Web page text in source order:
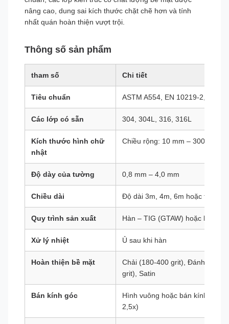
nâng cao, dung sai kích thước chặt chẽ hơn và tính
nhất quán hoàn thiện vượt trội.
Thông số sản phẩm
tham số Chi tiết
Tiêu chuẩn ASTM A554, EN 10219-2, JIS
Các lớp có sẵn 304, 304L, 316, 316L
Kích thước hình chữ
nhật
Chiều rộng: 10 mm – 300 mm;
Độ dày của tường 0,8 mm – 4,0 mm
Chiều dài Độ dài 3m, 4m, 6m hoặc tùy
Quy trình sản xuất Hàn – TIG (GTAW) hoặc hàn
Xử lý nhiệt Ủ sau khi hàn
Hoàn thiện bề mặt
Chải (180-400 grit), Đánh bóng
grit), Satin
Bán kính góc
Hình vuông hoặc bán kính sắc
2,5x)